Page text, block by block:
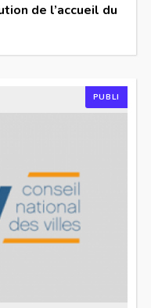
de l’accueil du
PUBLI